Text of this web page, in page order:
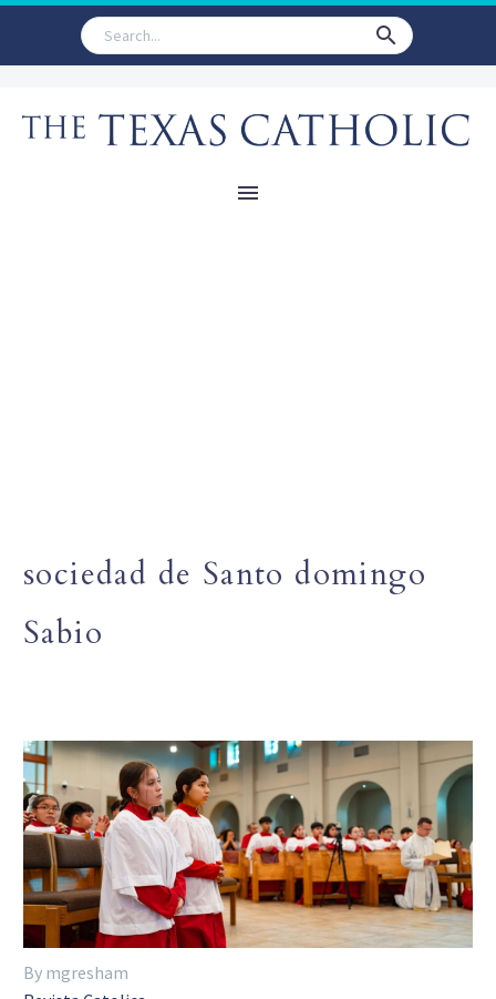
sociedad de Santo domingo
Sabio
By mgresham